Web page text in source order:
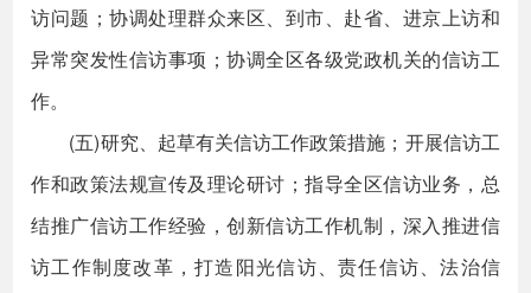
访问题；协调处理群众来区、到市、赴省、进京上访和
异常突发性信访事项；协调全区各级党政机关的信访工
作。
(五)研究、起草有关信访工作政策措施；开展信访工
作和政策法规宣传及理论研讨；指导全区信访业务，总
结推广信访工作经验，创新信访工作机制，深入推进信
访工作制度改革，打造阳光信访、责任信访、法治信